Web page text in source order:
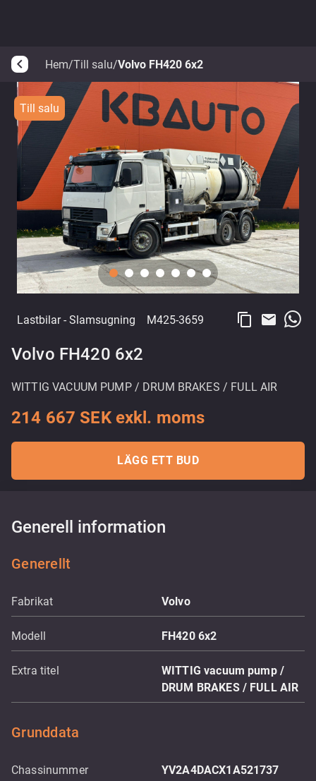
arrow_back_ios Hem/Till salu/Volvo FH420 6x2
Till salu
Lastbilar- Slamsugning M425-3659 content_copy email
Volvo FH420 6x2
WITTIG VACUUM PUMP / DRUM BRAKES / FULL AIR
214 667 SEK exkl. moms
LÄGG ETT BUD
Generell information
Generellt
Fabrikat Volvo
Modell FH420 6x2
Extra titel
WITTIG vacuum pump /
DRUM BRAKES / FULL AIR
Grunddata
Chassinummer YV2A4DACX1A521737